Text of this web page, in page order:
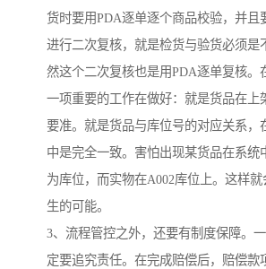
货时要用PDA逐单逐个商品校验，并且
进行二次复核，就是检货与验货必须是
然这个二次复核也是用PDA逐单复核。
一项重要的工作在做好：就是货品在上
要准。就是货品与库位号的对应关系，
中是完全一致。害怕出现某货品在系统
为库位，而实物在A002库位上。这样
生的可能。
3、流程管控之外，还要有制度保障。
定要追究责任。在完成赔偿后，赔偿款